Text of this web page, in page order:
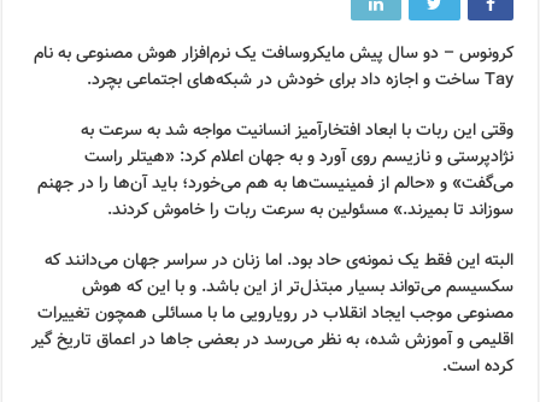
کرونوس – دو سال پیش مایکروسافت یک نرم‌افزار هوش مصنوعی به نام
Tay ساخت و اجازه داد برای خودش در شبکه‌های اجتماعی بچرد.
وقتی این ربات با ابعاد افتخارآمیز انسانیت مواجه شد به سرعت به
نژادپرستی و نازیسم روی آورد و به جهان اعلام کرد: «هیتلر راست
می‌گفت» و «حالم از فمینیست‌ها به هم می‌خورد؛ باید آن‌ها را در جهنم
سوزاند تا بمیرند.» مسئولین به سرعت ربات را خاموش کردند.
البته این فقط یک نمونه‌ی حاد بود. اما زنان در سراسر جهان می‌دانند که
سکسیسم می‌تواند بسیار مبتذل‌تر از این باشد. و با این که هوش
مصنوعی موجب ایجاد انقلاب در رویارویی ما با مسائلی همچون تغییرات
اقلیمی و آموزش شده، به نظر می‌رسد در بعضی جاها در اعماق تاریخ گیر
کرده است.